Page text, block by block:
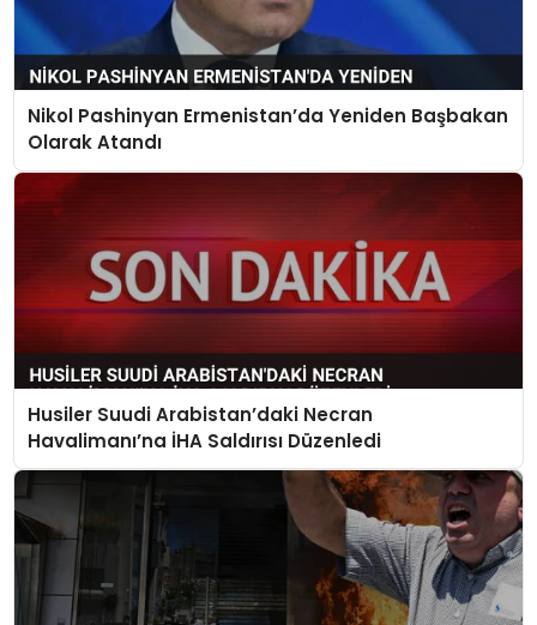
Nikol Pashinyan Ermenistan’da Yeniden Başbakan
Olarak Atandı
Husiler Suudi Arabistan’daki Necran
Havalimanı’na İHA Saldırısı Düzenledi